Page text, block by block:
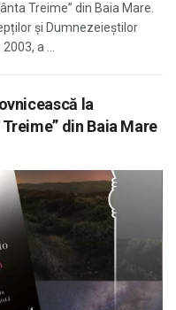
Treime” din Baia Mare.
și Dumnezeieștilor
a ...
la
din Baia Mare